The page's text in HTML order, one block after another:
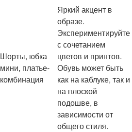
Шорты, юбка
мини, платье-
комбинация
Яркий акцент в
образе.
Экспериментируйте
с сочетанием
цветов и принтов.
Обувь может быть
как на каблуке, так и
на плоской
подошве, в
зависимости от
общего стиля.